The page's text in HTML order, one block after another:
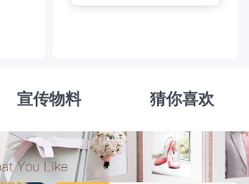
宣传物料 猜你喜欢